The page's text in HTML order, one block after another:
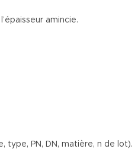
amincie.
PN, DN, matière, n de lot).